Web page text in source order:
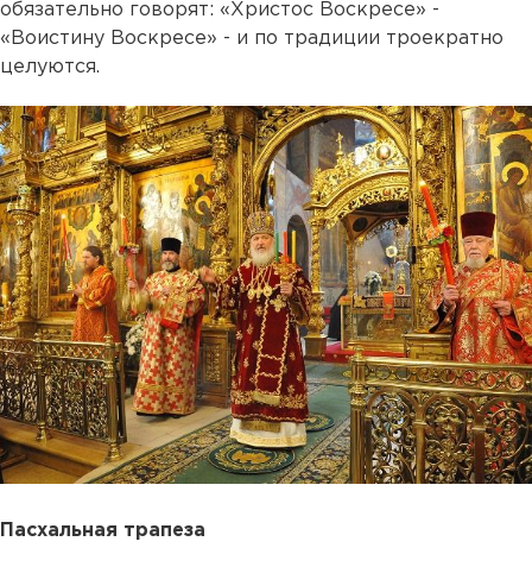
обязательно говорят: «Христос Воскресе» -
«Воистину Воскресе» - и по традиции троекратно
целуются.
Пасхальная трапеза